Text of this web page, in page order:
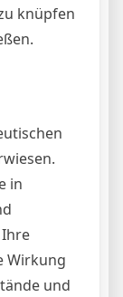
knüpfen
in
Wirkung
und